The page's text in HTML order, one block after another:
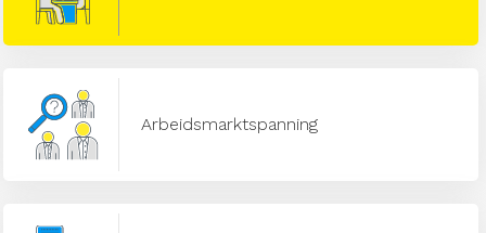
Arbeidsmarktspanning